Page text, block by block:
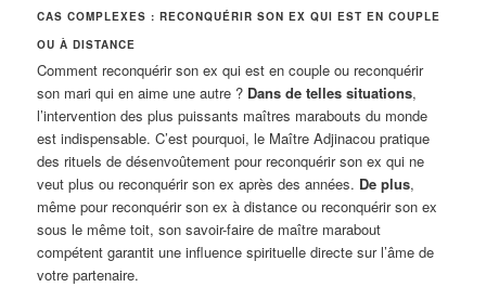
CAS COMPLEXES : RECONQUÉRIR SON EX QUI EST EN COUPLE
OU À DISTANCE
Comment reconquérir son ex qui est en couple ou reconquérir
son mari qui en aime une autre ? Dans de telles situations,
l’intervention des plus puissants maîtres marabouts du monde
est indispensable. C’est pourquoi, le Maître Adjinacou pratique
des rituels de désenvoûtement pour reconquérir son ex qui ne
veut plus ou reconquérir son ex après des années. De plus,
même pour reconquérir son ex à distance ou reconquérir son ex
sous le même toit, son savoir-faire de maître marabout
compétent garantit une influence spirituelle directe sur l’âme de
votre partenaire.